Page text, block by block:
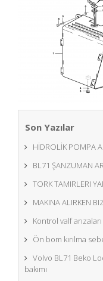
Son Yazılar
HİDROLİK POMPA
BL71 ŞANZUMAN
TORK TAMIRLERI
MAKINA ALIRKEN
Kontrol valf arızaları
Ön bom kırılma
Volvo BL71 Beko
bakımı